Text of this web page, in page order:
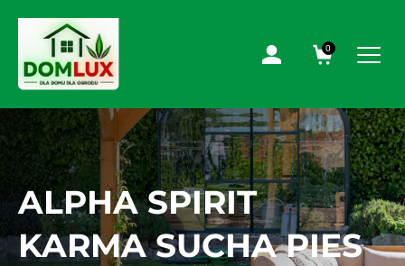
0
ALPHA SPIRIT
KARMA SUCHA PIES